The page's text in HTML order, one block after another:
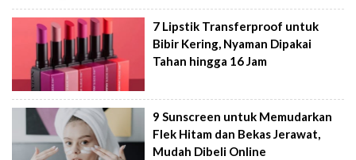
7 Lipstik Transferproof untuk
Bibir Kering, Nyaman Dipakai
Tahan hingga 16 Jam
9 Sunscreen untuk Memudarkan
Flek Hitam dan Bekas Jerawat,
Mudah Dibeli Online